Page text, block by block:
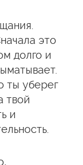
это
долго и
ты уберег
твой
и